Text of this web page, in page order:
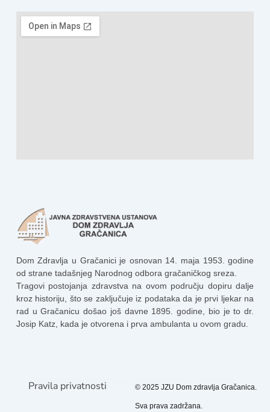
Dom Zdravlja u Gračanici je osnovan 14. maja 1953. godine
od strane tadašnjeg Narodnog odbora gračaničkog sreza.
Tragovi postojanja zdravstva na ovom području dopiru dalje
kroz historiju, što se zaključuje iz podataka da je prvi ljekar na
rad u Gračanicu došao još davne 1895. godine, bio je to dr.
Josip Katz, kada je otvorena i prva ambulanta u ovom gradu.
Pravila privatnosti © 2025 JZU Dom zdravlja Gračanica.
Sva prava zadržana.